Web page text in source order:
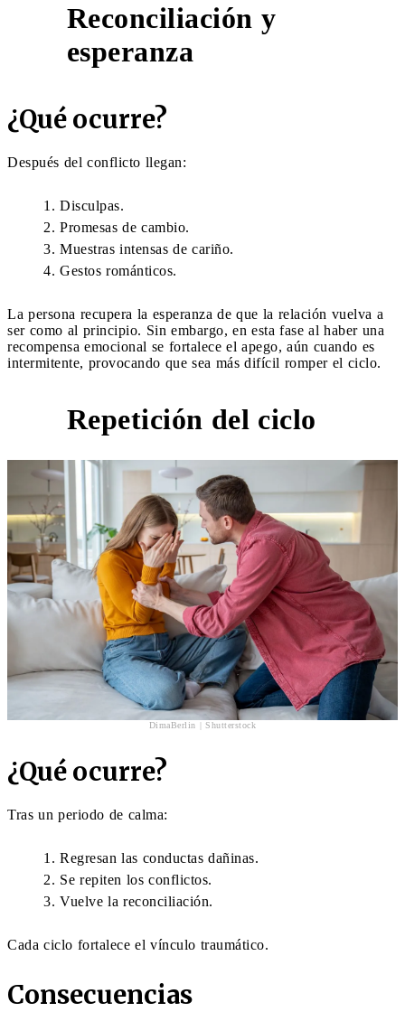
Reconciliación y
esperanza
¿Qué ocurre?
Después del conflicto llegan:
Disculpas.
Promesas de cambio.
Muestras intensas de cariño.
Gestos románticos.
La persona recupera la esperanza de que la relación vuelva a
ser como al principio. Sin embargo, en esta fase al haber una
recompensa emocional se fortalece el apego, aún cuando es
intermitente, provocando que sea más difícil romper el ciclo.
Repetición del ciclo
DimaBerlin | Shutterstock
¿Qué ocurre?
Tras un periodo de calma:
Regresan las conductas dañinas.
Se repiten los conflictos.
Vuelve la reconciliación.
Cada ciclo fortalece el vínculo traumático.
Consecuencias